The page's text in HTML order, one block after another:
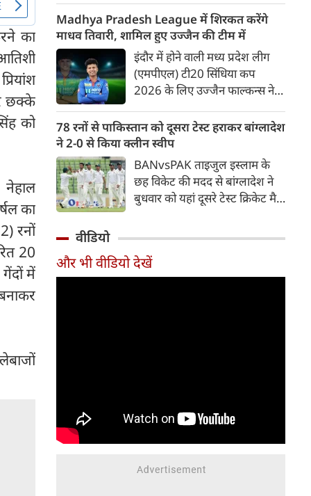
का
छक्के
को
नेहाल
का
रनों
20
में
टूर्नामेंट में दूसरे सबसे ज़्यादा हैं। सबसे
ज़्यादा 59 छक्के क्रिस गेल ने
आईपीएल 2012 में लगाए थे।
सूर्यवंशी की नज़रें अब गेल के रिकॉर्ड
पर होंगी।
Madhya Pradesh League में शिरकत करेंगे
माधव तिवारी, शामिल हुए उज्जैन की टीम में
इंदौर में होने वाली मध्य प्रदेश लीग
(एमपीएल) टी20 सिंधिया कप
2026 के लिए उज्जैन फाल्कन्स ने
जिसमें युवा ऑलराउंडर माधव तिवारी
सबसे बड़े आकर्षण के रूप में
उभरकर सामने आए हैं। इंडियन
प्रीमियर लीग में दिल्ली कैपिटल्स का
हिस्सा रहे माधव तिवारी इस समय
मध्य प्रदेश के सबसे चर्चित युवा
78 रनों से पाकिस्तान को दूसरा टेस्ट हराकर बांग्लादेश
ने 2-0 से किया क्लीन स्वीप
BANvsPAK ताइजुल इस्लाम के
छह विकेट की मदद से बांग्लादेश ने
बुधवार को यहां दूसरे टेस्ट क्रिकेट मैच
का पीछा करते हुए 358 रन पर
आउट हो गई। बांग्लादेश ने पहला
वीडियो
और भी वीडियो देखें